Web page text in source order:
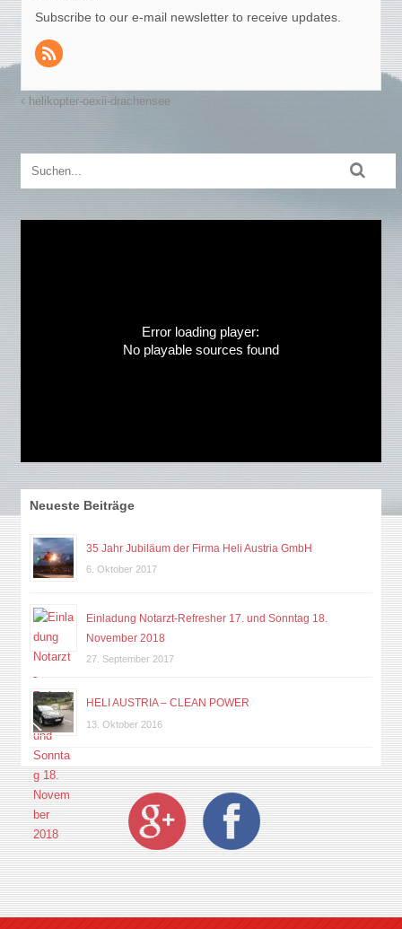
Subscribe to our e-mail newsletter to receive updates.
helikopter-oexii-drachensee
Error loading player:
No playable sources found
Neueste Beiträge
35 Jahr Jubiläum der Firma Heli Austria GmbH
6. Oktober 2017
Einladung Notarzt-Refresher 17. und Sonntag 18.
November 2018
27. September 2017
HELI AUSTRIA – CLEAN POWER
13. Oktober 2016